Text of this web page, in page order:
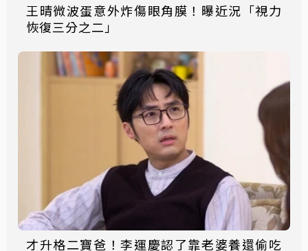
王晴微波蛋意外炸傷眼角膜！曝近況「視力
恢復三分之二」
才升格二寶爸！李運慶認了靠老婆養還偷吃